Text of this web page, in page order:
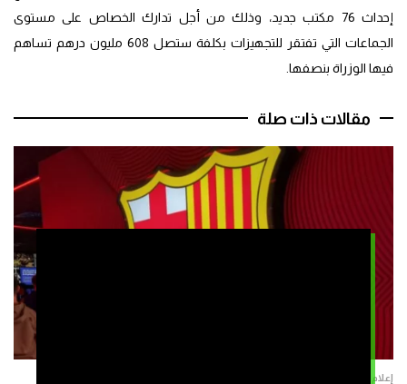
إحداث 76 مكتب جديد، وذلك من أجل تدارك الخصاص على مستوى
الجماعات التي تفتقر للتجهيزات بكلفة ستصل 608 مليون درهم تساهم
فيها الوزراة بنصفها.
مقالات ذات صلة
إعلام